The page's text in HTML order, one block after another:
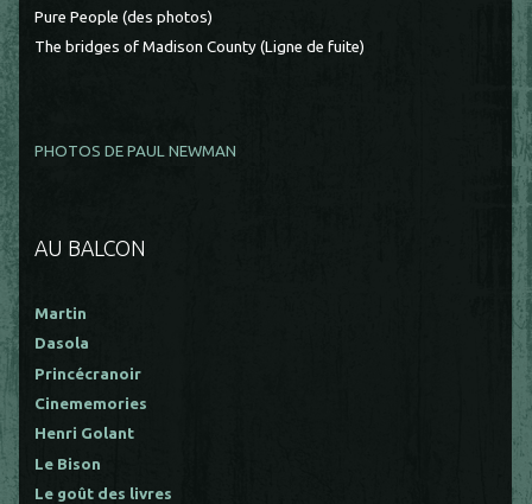
Pure People (des photos)
The bridges of Madison County (Ligne de fuite)
PHOTOS DE PAUL NEWMAN
AU BALCON
Martin
Dasola
Princécranoir
Cinememories
Henri Golant
Le Bison
Le goût des livres